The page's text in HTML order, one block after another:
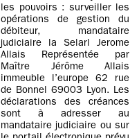
les pouvoirs : surveiller les
opérations de gestion du
débiteur, mandataire
judiciaire la Selarl Jerome
Allais Représentée par
Maître Jérôme Allais
immeuble l’europe 62 rue
de Bonnel 69003 Lyon. Les
déclarations des créances
sont à adresser au
mandataire judiciaire ou sur